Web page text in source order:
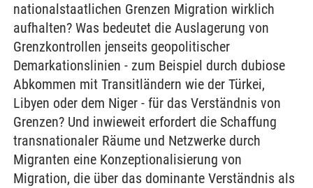
nationalstaatlichen Grenzen Migration wirklich
aufhalten? Was bedeutet die Auslagerung von
Grenzkontrollen jenseits geopolitischer
Demarkationslinien - zum Beispiel durch dubiose
Abkommen mit Transitländern wie der Türkei,
Libyen oder dem Niger - für das Verständnis von
Grenzen? Und inwieweit erfordert die Schaffung
transnationaler Räume und Netzwerke durch
Migranten eine Konzeptionalisierung von
Migration, die über das dominante Verständnis als